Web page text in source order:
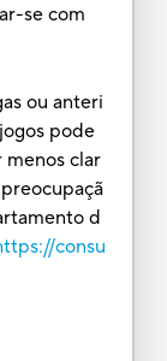
se com
ou anteri
pode
clar
d
consu